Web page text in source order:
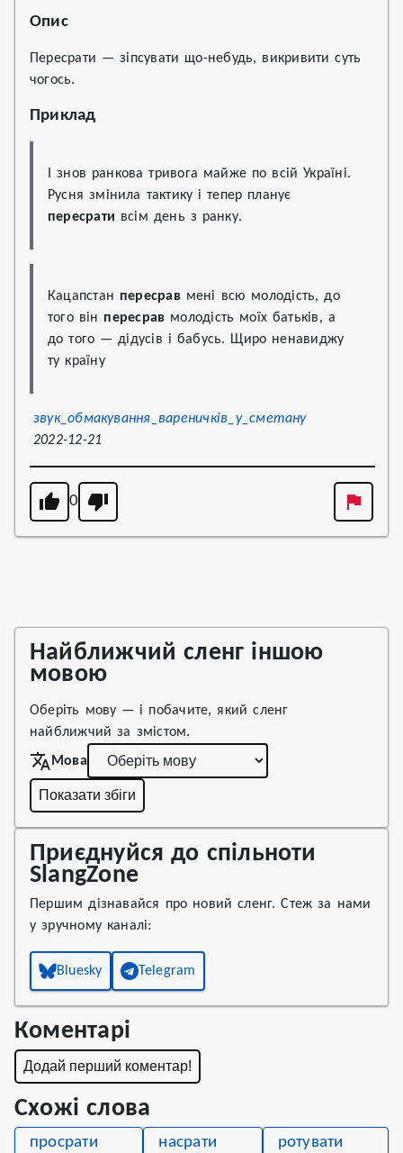
Опис
Пересрати — зіпсувати що-небудь, викривити суть
чогось.
Приклад
І знов ранкова тривога майже по всій Україні.
Русня змінила тактику і тепер планує
пересрати всім день з ранку.
Кацапстан пересрав мені всю молодість, до
того він пересрав молодість моїх батьків, а
до того — дідусів і бабусь. Щиро ненавиджу
ту країну
звук_обмакування_вареничків_у_сметану
2022-12-21
0
Найближчий сленг іншою
мовою
Оберіть мову — і побачите, який сленг
найближчий за змістом.
Мова
Показати збіги
Приєднуйся до спільноти
SlangZone
Першим дізнавайся про новий сленг. Стеж за нами
у зручному каналі:
Bluesky Telegram
Коментарі
Додай перший коментар!
Схожі слова
просрати насрати ротувати